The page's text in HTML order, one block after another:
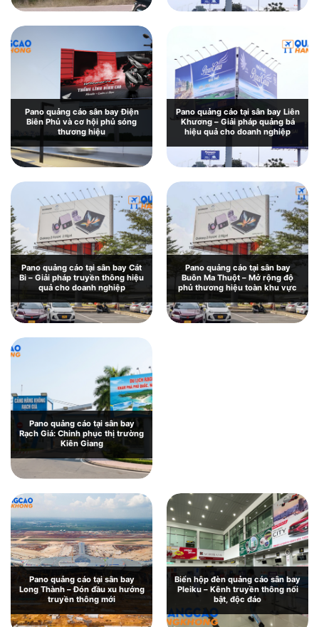
Pano quảng cáo sân bay Điện
Biên Phủ và cơ hội phủ sóng
thương hiệu
Pano quảng cáo tại sân bay Liên
Khương – Giải pháp quảng bá
hiệu quả cho doanh nghiệp
Pano quảng cáo tại sân bay Cát
Bi – Giải pháp truyền thông hiệu
quả cho doanh nghiệp
Pano quảng cáo tại sân bay
Buôn Ma Thuột – Mở rộng độ
phủ thương hiệu toàn khu vực
Pano quảng cáo tại sân bay
Rạch Giá: Chinh phục thị trường
Kiên Giang
Pano quảng cáo tại sân bay Chu
Lai: Giới thiệu và báo giá chi tiết
Pano quảng cáo tại sân bay
Long Thành – Đón đầu xu hướng
truyền thông mới
Biển hộp đèn quảng cáo sân bay
Pleiku – Kênh truyền thông nổi
bật, độc đáo